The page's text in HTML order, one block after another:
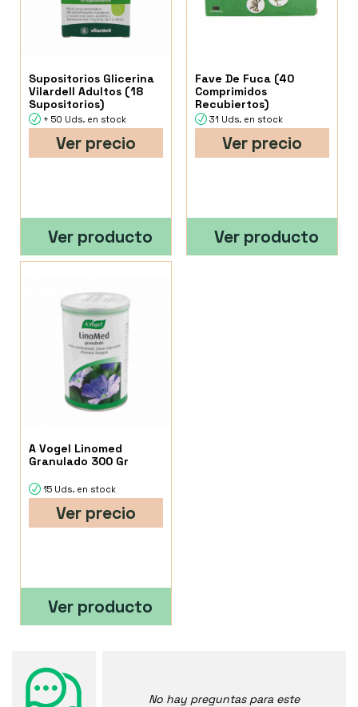
Supositorios Glicerina
Vilardell Adultos (18
Supositorios)
+ 50 Uds. en stock
Ver precio
Ver producto
Fave De Fuca (40
Comprimidos
Recubiertos)
31 Uds. en stock
Ver precio
Ver producto
A Vogel Linomed
Granulado 300 Gr
15 Uds. en stock
Ver precio
Ver producto
No hay preguntas para este